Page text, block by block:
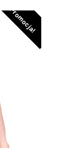
Promocja!